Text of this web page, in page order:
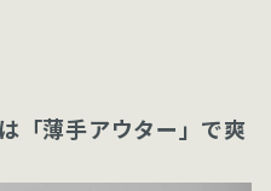
「薄手アウター」で爽